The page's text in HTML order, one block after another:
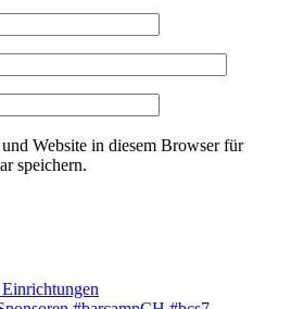
Website in diesem Browser für
speichern.